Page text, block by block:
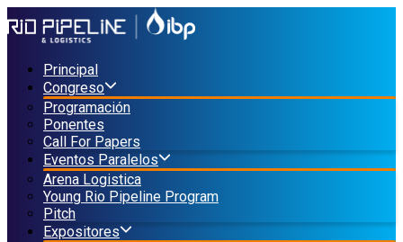
Principal
Congreso
Programación
Ponentes
Call For Papers
Eventos Paralelos
Arena Logistica
Young Rio Pipeline Program
Pitch
Expositores